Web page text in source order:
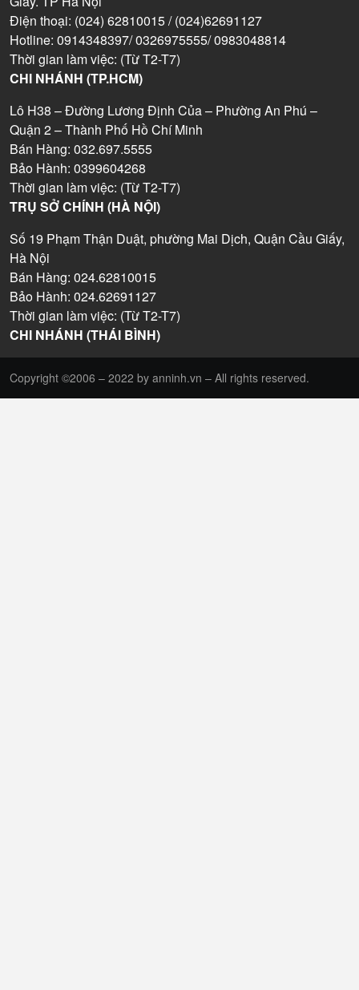
Điện thoại: (024) 62810015 / (024)62691127
Hotline: 0914348397/ 0326975555/ 0983048814
Thời gian làm việc: (Từ T2-T7)
CHI NHÁNH (TP.HCM)
Lô H38 – Đường Lương Định Của – Phường An Phú –
Quận 2 – Thành Phố Hồ Chí Minh
Bán Hàng: 032.697.5555
Bảo Hành: 0399604268
Thời gian làm việc: (Từ T2-T7)
TRỤ SỞ CHÍNH (HÀ NỘI)
Số 19 Phạm Thận Duật, phường Mai Dịch, Quận Cầu Giấy,
Hà Nội
Bán Hàng: 024.62810015
Bảo Hành: 024.62691127
Thời gian làm việc: (Từ T2-T7)
CHI NHÁNH (THÁI BÌNH)
Copyright ©2006 – 2022 by anninh.vn – All rights reserved.